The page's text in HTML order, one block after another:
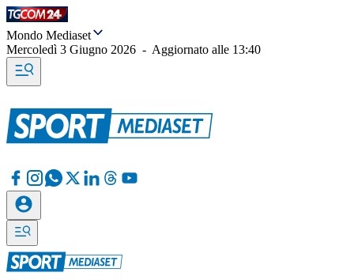
Mondo Mediaset
Mercoledì 3 Giugno 2026 - Aggiornato alle 13:40